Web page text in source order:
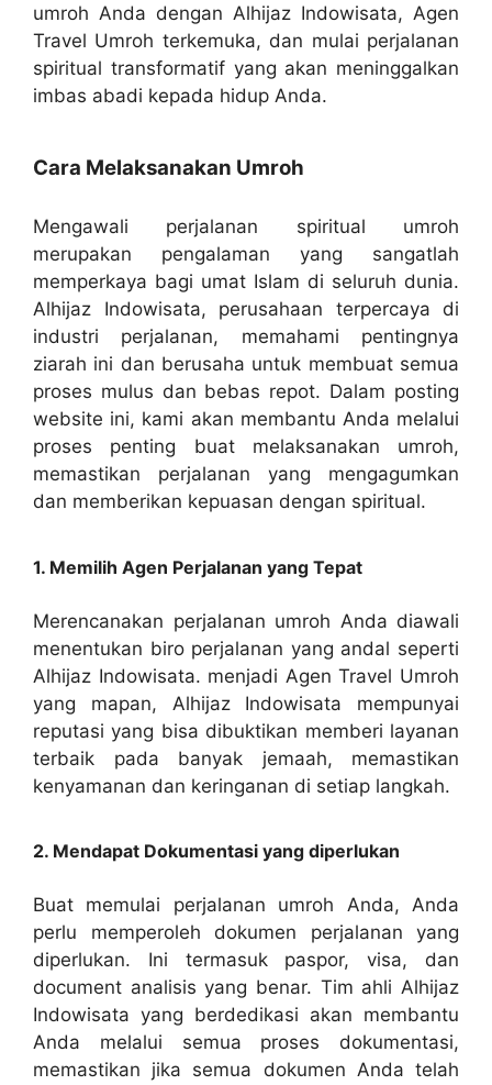
umroh Anda dengan Alhijaz Indowisata, Agen
Travel Umroh terkemuka, dan mulai perjalanan
spiritual transformatif yang akan meninggalkan
imbas abadi kepada hidup Anda.
Cara Melaksanakan Umroh
Mengawali perjalanan spiritual umroh
merupakan pengalaman yang sangatlah
memperkaya bagi umat Islam di seluruh dunia.
Alhijaz Indowisata, perusahaan terpercaya di
industri perjalanan, memahami pentingnya
ziarah ini dan berusaha untuk membuat semua
proses mulus dan bebas repot. Dalam posting
website ini, kami akan membantu Anda melalui
proses penting buat melaksanakan umroh,
memastikan perjalanan yang mengagumkan
dan memberikan kepuasan dengan spiritual.
1. Memilih Agen Perjalanan yang Tepat
Merencanakan perjalanan umroh Anda diawali
menentukan biro perjalanan yang andal seperti
Alhijaz Indowisata. menjadi Agen Travel Umroh
yang mapan, Alhijaz Indowisata mempunyai
reputasi yang bisa dibuktikan memberi layanan
terbaik pada banyak jemaah, memastikan
kenyamanan dan keringanan di setiap langkah.
2. Mendapat Dokumentasi yang diperlukan
Buat memulai perjalanan umroh Anda, Anda
perlu memperoleh dokumen perjalanan yang
diperlukan. Ini termasuk paspor, visa, dan
document analisis yang benar. Tim ahli Alhijaz
Indowisata yang berdedikasi akan membantu
Anda melalui semua proses dokumentasi,
memastikan jika semua dokumen Anda telah